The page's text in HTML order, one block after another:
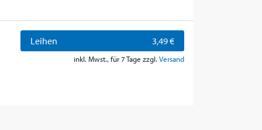
Leihen 3,49 €
inkl. Mwst., für 7 Tage zzgl. Versand